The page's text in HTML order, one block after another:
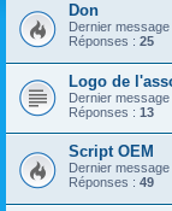
Don
Dernier
Réponses : 25
Logo de
Dernier
Réponses : 13
Script OEM
Dernier
Réponses : 49